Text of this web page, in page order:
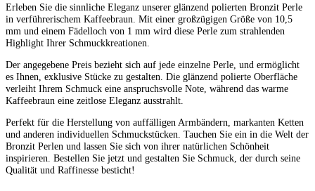
Erleben Sie die sinnliche Eleganz unserer glänzend polierten Bronzit Perle
in verführerischem Kaffeebraun. Mit einer großzügigen Größe von 10,5
mm und einem Fädelloch von 1 mm wird diese Perle zum strahlenden
Highlight Ihrer Schmuckkreationen.
Der angegebene Preis bezieht sich auf jede einzelne Perle, und ermöglicht
es Ihnen, exklusive Stücke zu gestalten. Die glänzend polierte Oberfläche
verleiht Ihrem Schmuck eine anspruchsvolle Note, während das warme
Kaffeebraun eine zeitlose Eleganz ausstrahlt.
Perfekt für die Herstellung von auffälligen Armbändern, markanten Ketten
und anderen individuellen Schmuckstücken. Tauchen Sie ein in die Welt der
Bronzit Perlen und lassen Sie sich von ihrer natürlichen Schönheit
inspirieren. Bestellen Sie jetzt und gestalten Sie Schmuck, der durch seine
Qualität und Raffinesse besticht!